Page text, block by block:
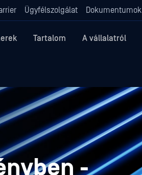
Ügyfélszolgálat Dokumentumok
Tartalom A vállalatról
-